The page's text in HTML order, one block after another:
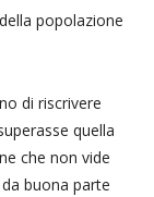
popolazione
di riscrivere
quella
che non vide
buona parte